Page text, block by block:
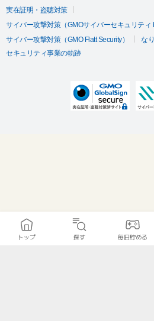
実在証明・盗聴対策
サイバー攻撃対策（GMOサイバーセキュリティ
サイバー攻撃対策（GMO Flatt Security）
な
セキュリティ事業の軌跡
トップ 探す 毎日貯める